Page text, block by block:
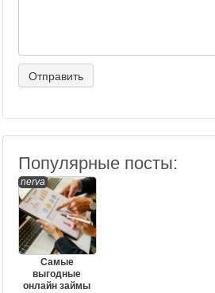
Популярные посты:
nerva
Самые
выгодные
онлайн займы